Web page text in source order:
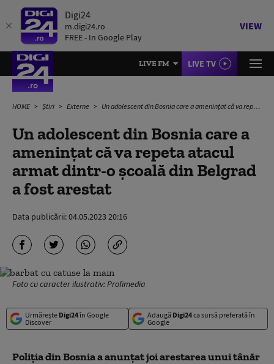
Digi24
m.digi24.ro
FREE - In Google Play
VIEW
LIVE FM LIVE TV
HOME Știri Externe Un adolescent din Bosnia care a ameninţat că va repeta atacul armat dintr-o şcoală din Belgrad a fost arestat
Un adolescent din Bosnia care a
ameninţat că va repeta atacul
armat dintr-o şcoală din Belgrad
a fost arestat
Data publicării:04.05.2023 20:16
Foto cu caracter ilustrativ: Profimedia
Urmărește Digi24în Google
Discover
Adaugă Digi24ca sursă preferată în
Google
Poliţia din Bosnia a anunţat joi arestarea unui tânăr